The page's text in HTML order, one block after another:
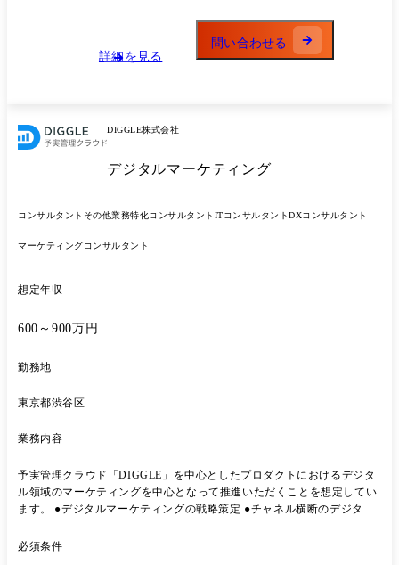
ィング オンライン/オフラインを問わず、見込み顧客の創出および関係
性の強化を行う戦略および施策の立案・実行。 具体的には、展示会やオ
フラインイベント、大規模カンファレンス、ウェビナーなど。 ●マーケ
メントを高めるマーケティング活動の企画および実行。 ユーザー会やコ
ミュニティーの運営。 ●チームについて Marketingチームはメンバー5
名、マネージャー1名で合わせて6名で構成されています。 予実管理クラ
がら業務を遂行しています。 メンバーの出身は上場電気メーカー、SaaS
いけどできていないこと ほとんどの企業では予実管理にエクセルやスプ
る企業は1割程度というデータもあります。 そのような状況の中で、
るだけではなく、DIGGLEにマッチする形に創意工夫してアレンジする
詳細を見る
問い合わせる
DIGGLE株式会社
デジタルマーケティング
コンサルタント その他業務特化コンサルタント ITコンサルタントDXコンサルタント
マーケティングコンサルタント
想定年収
600～900万円
勤務地
東京都渋谷区
業務内容
予実管理クラウド「DIGGLE」を中心としたプロダクトにおけるデジタ
ル領域のマーケティングを中心となって推進いただくことを想定してい
ます。 ●デジタルマーケティングの戦略策定 ●チャネル横断のデジタル
予算およびパフォーマンス管理 ・オンライン広告 ●Google、Yahoo!、
必須条件